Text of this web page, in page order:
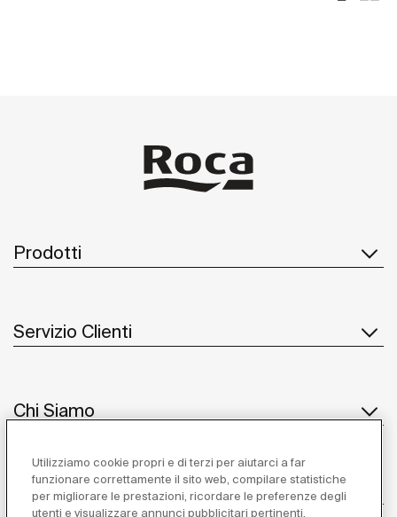
Prodotti
Servizio Clienti
Chi Siamo
Ispirazione
Utilizziamo cookie propri e di terzi per aiutarci a far
funzionare correttamente il sito web, compilare statistiche
per migliorare le prestazioni, ricordare le preferenze degli
utenti e visualizzare annunci pubblicitari pertinenti.